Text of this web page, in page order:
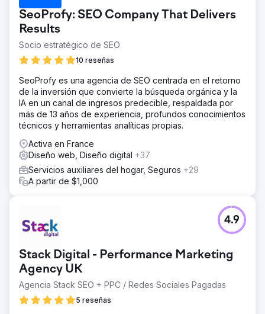
SeoProfy: SEO Company That Delivers
Results
Socio estratégico de SEO
10 reseñas
SeoProfy es una agencia de SEO centrada en el retorno
de la inversión que convierte la búsqueda orgánica y la
IA en un canal de ingresos predecible, respaldada por
más de 13 años de experiencia, profundos conocimientos
técnicos y herramientas analíticas propias.
Activa en France
Diseño web, Diseño digital +37
Servicios auxiliares del hogar, Seguros +29
A partir de $1,000
Stack Digital - Performance Marketing
Agency UK
Agencia Stack SEO + PPC / Redes Sociales Pagadas
5 reseñas
4.9